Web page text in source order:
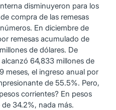
disminuyeron para los
compra de las remesas
En diciembre de
remesas acumulado de
de dólares. De
64,833 millones de
meses, el ingreso anual por
de 55.5%. Pero,
corrientes? En pesos
34.2%, nada más.